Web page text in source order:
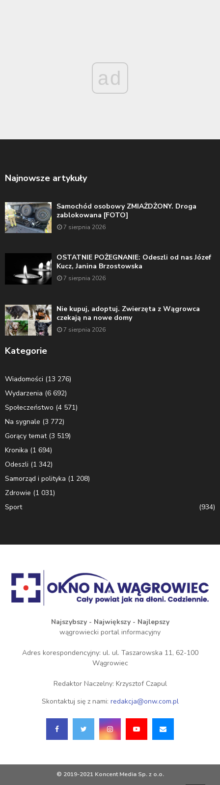
ad
Najnowsze artykuły
Samochód osobowy ZMIAŻDŻONY. Droga
zablokowana [FOTO]
7 sierpnia 2026
OSTATNIE POŻEGNANIE: Odeszli od nas Józef
Kucz, Janina Brzostowska
7 sierpnia 2026
Nie kupuj, adoptuj. Zwierzęta z Wągrowca
czekają na nowe domy
7 sierpnia 2026
Kategorie
Wiadomości (13 276)
Wydarzenia (6 692)
Społeczeństwo (4 571)
Na sygnale (3 772)
Gorący temat(3 519)
Kronika (1 694)
Odeszli (1 342)
Samorząd i polityka (1 208)
Zdrowie (1 031)
Sport
(934)
Najszybszy - Największy - Najlepszy
wągrowiecki portal informacyjny
Adres korespondencyjny: ul. ul. Taszarowska 11, 62-100
Wągrowiec
Redaktor Naczelny: Krzysztof Czapul
Skontaktuj się z nami: redakcja@onw.com.pl
© 2019-2021 Koncent Media Sp. z o.o.